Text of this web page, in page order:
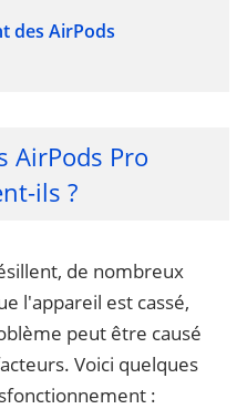
des AirPods
AirPods Pro
ils ?
de nombreux
l'appareil est cassé,
peut être causé
Voici quelques
: